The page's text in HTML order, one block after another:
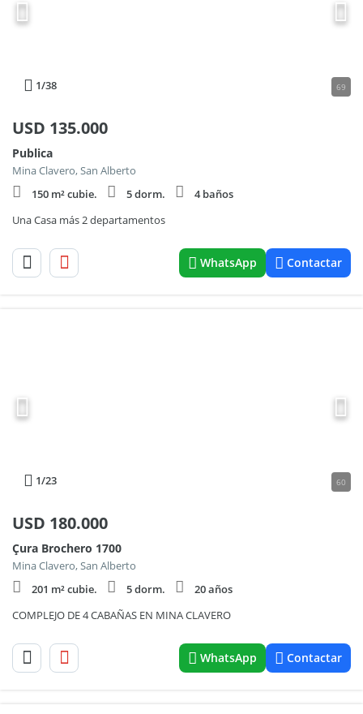
1/38 69
USD 135.000
Publica
Mina Clavero, San Alberto
150 m² cubie.
5 dorm.
4 baños
Una Casa más 2 departamentos
WhatsApp Contactar
1/23 60
USD 180.000
Çura Brochero 1700
Mina Clavero, San Alberto
201 m² cubie.
5 dorm.
20 años
COMPLEJO DE 4 CABAÑAS EN MINA CLAVERO
WhatsApp Contactar